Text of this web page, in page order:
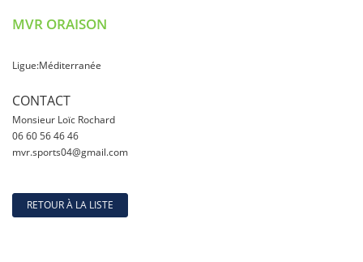
MVR ORAISON
Ligue:Méditerranée
CONTACT
Monsieur Loïc Rochard
06 60 56 46 46
mvr.sports04@gmail.com
RETOUR À LA LISTE